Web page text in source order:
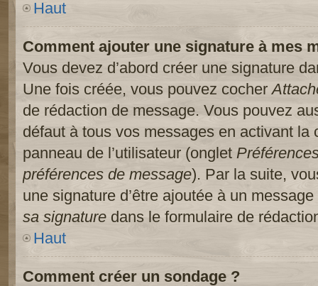
Haut
Comment ajouter une signature à mes
Vous devez d’abord créer une signature
Une fois créée, vous pouvez cocher
de rédaction de message. Vous pouvez
défaut à tous vos messages en activant la
panneau de l’utilisateur (onglet
préférences de message). Par la suite,
une signature d’être ajoutée à un
sa signature dans le formulaire de
Haut
Comment créer un sondage ?